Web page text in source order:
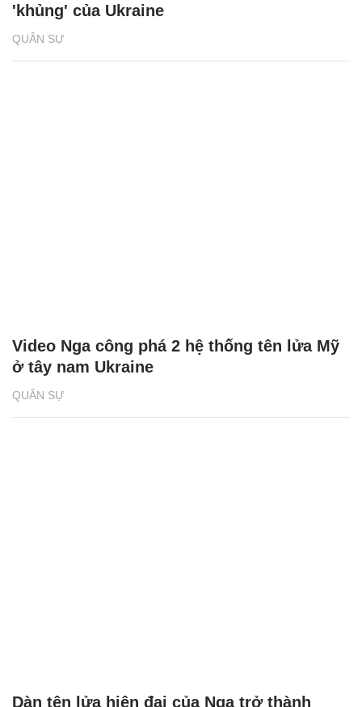
QUÂN SỰ
'khủng' của Ukraine
QUÂN SỰ
Video Nga công phá 2 hệ thống tên lửa Mỹ
ở tây nam Ukraine
Dàn tên lửa hiện đại của Nga trở thành